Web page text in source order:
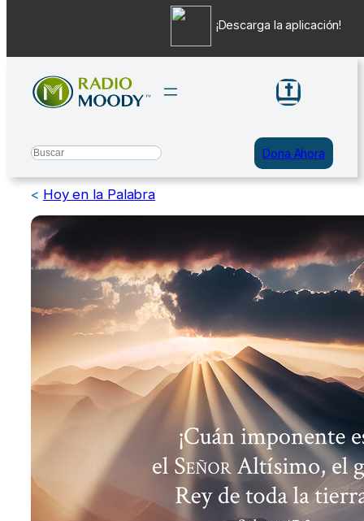
contenido
Search Dona Ahora
< Hoy en la Palabra
¡Descarga la aplicación!